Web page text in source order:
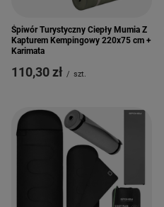
Śpiwór Turystyczny Ciepły Mumia Z
Kapturem Kempingowy 220x75 cm +
Karimata
110,30 zł / szt.